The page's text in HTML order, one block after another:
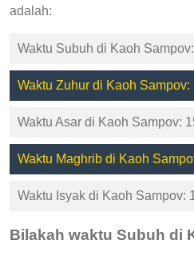
adalah:
Waktu Subuh di Kaoh
Waktu Zuhur di Kaoh Sampov:
Waktu Asar di Kaoh Sampov:
Waktu Maghrib di Kaoh
Waktu Isyak di Kaoh Sampov:
Bilakah waktu Subuh di